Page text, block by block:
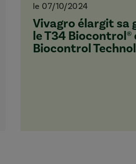
le 07/10/2024
Vivagro élargit sa
le T34
Biocontrol